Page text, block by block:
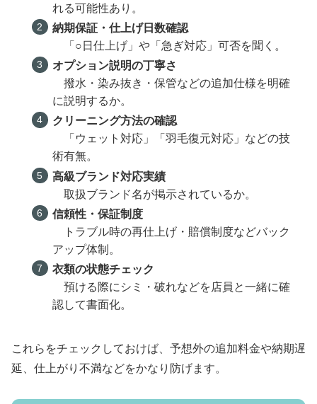
れる可能性あり。
納期保証・仕上げ日数確認
「○日仕上げ」や「急ぎ対応」可否を聞く。
オプション説明の丁寧さ
撥水・染み抜き・保管などの追加仕様を明確
に説明するか。
クリーニング方法の確認
「ウェット対応」「羽毛復元対応」などの技
術有無。
高級ブランド対応実績
取扱ブランド名が掲示されているか。
信頼性・保証制度
トラブル時の再仕上げ・賠償制度などバック
アップ体制。
衣類の状態チェック
預ける際にシミ・破れなどを店員と一緒に確
認して書面化。
これらをチェックしておけば、予想外の追加料金や納期遅
延、仕上がり不満などをかなり防げます。